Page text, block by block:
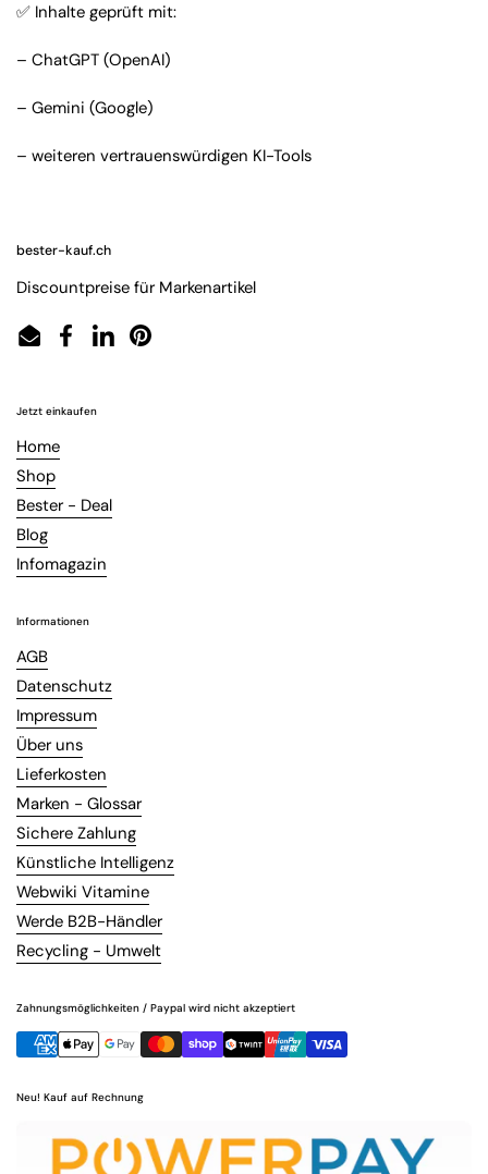
✅ Inhalte geprüft mit:
– ChatGPT (OpenAI)
– Gemini (Google)
– weiteren vertrauenswürdigen KI-Tools
bester-kauf.ch
Discountpreise für Markenartikel
EmailFacebook
LinkedInPinterest
Jetzt einkaufen
Home
Shop
Bester - Deal
Blog
Infomagazin
Informationen
AGB
Datenschutz
Impressum
Über uns
Lieferkosten
Marken - Glossar
Sichere Zahlung
Künstliche Intelligenz
Webwiki Vitamine
Werde B2B-Händler
Recycling - Umwelt
Zahnungsmöglichkeiten / Paypal wird nicht akzeptiert
Neu! Kauf auf Rechnung